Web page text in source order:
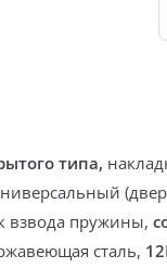
типа,
взвода пружины,
сталь,